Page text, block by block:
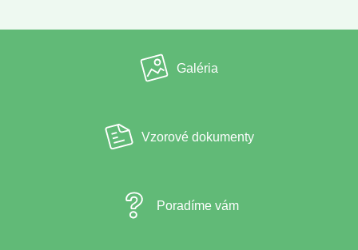
Galéria
Vzorové dokumenty
Poradíme vám